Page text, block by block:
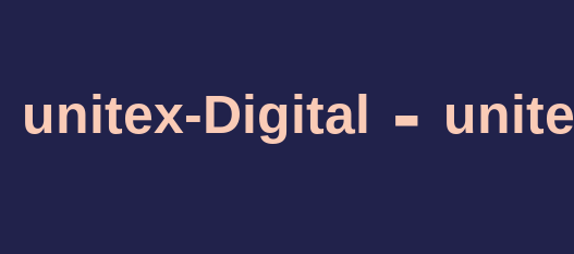
unitex-Digital -